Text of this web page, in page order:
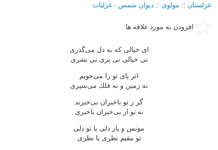
غزلستان :: مولوی :: دیوان شمس - غزلیات
افزودن به مورد علاقه ها
ای خیالی كه به دل می‌گذری
نی خیالی نی پری نی بشری
اثر پای تو را می‌جویم
نه زمین و نه فلك می‌سپری
گر ز تو باخبران بی‌خبرند
نه تو از بی‌خبران باخبری
مونس و یار دلی یا تو دلی
تو مقیم نظری یا نظری